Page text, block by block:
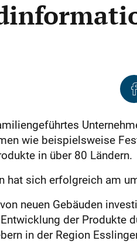
wie beispielsweise
in über 80 Ländern.
hat sich erfolgreich am
neuen Gebäuden
der Produkte
in der Region